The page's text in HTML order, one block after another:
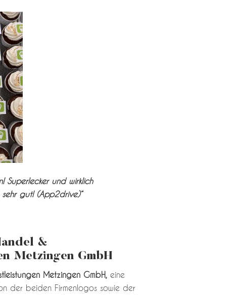
Superlecker und wirklich
gut! (App2drive)“
&
Metzingen GmbH
Metzingen GmbH, eine
der beiden Firmenlogos sowie der